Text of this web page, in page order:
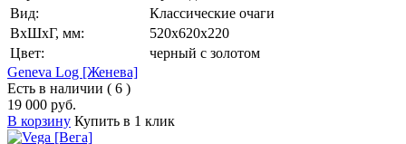
Вид:
Классические очаги
ВхШхГ, мм:
520х620х220
Цвет:
черный с золотом
Geneva Log [Женева]
Есть в наличии ( 6 )
19 000 руб.
В корзину Купить в 1 клик